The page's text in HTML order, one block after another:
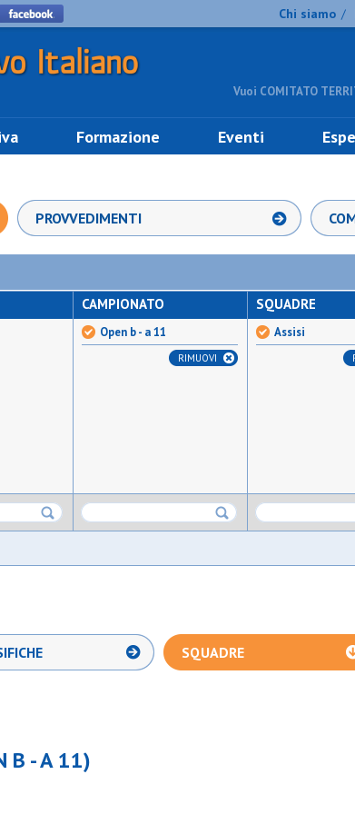
Chi siamo /
Vuoi COMITATO
Formazione Eventi
PROVVEDIMENTI
CAMPIONATO
Open b - a 11
RIMUOVI
SQUADRE
Assisi
SQUADRE
B - A 11)